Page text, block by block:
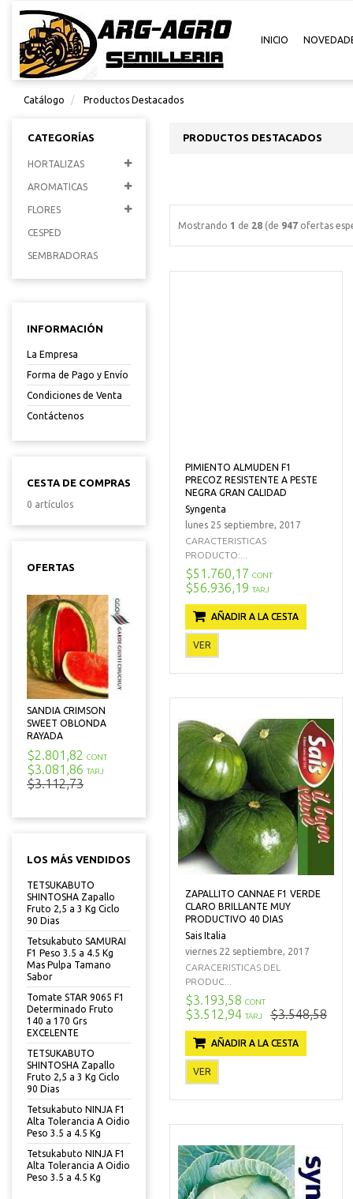
INICIO
Catálogo Productos Destacados
CATEGORÍAS
HORTALIZAS
AROMATICAS
FLORES
CESPED
SEMBRADORAS
INFORMACIÓN
La Empresa
Forma de Pago y Envío
Condiciones de Venta
Contáctenos
CESTA DE COMPRAS
0 artículos
OFERTAS
SANDIA CRIMSON
SWEET OBLONDA
RAYADA
$2.801,82 CONT
$3.081,86 TARJ
$3.112,73
LOS MÁS VENDIDOS
TETSUKABUTO
SHINTOSHA Zapallo
Fruto 2,5 a 3 Kg Ciclo
90 Dias
Tetsukabuto SAMURAI
F1 Peso 3.5 a 4.5 Kg
Mas Pulpa Tamano
Sabor
Tomate STAR 9065 F1
Determinado Fruto
140 a 170 Grs
EXCELENTE
TETSUKABUTO
SHINTOSHA Zapallo
Fruto 2,5 a 3 Kg Ciclo
90 Dias
Tetsukabuto NINJA F1
Alta Tolerancia A Oidio
Peso 3.5 a 4.5 Kg
Tetsukabuto NINJA F1
Alta Tolerancia A Oidio
Peso 3.5 a 4.5 Kg
PRODUCTOS DESTACADOS
Mostrando 1 de 28 (de 947 ofertas
PIMIENTO ALMUDEN F1
PRECOZ RESISTENTE A PESTE
NEGRA GRAN CALIDAD
Syngenta
lunes 25 septiembre, 2017
CARACTERISTICAS
PRODUCTO:...
$51.760,17 CONT
$56.936,19 TARJ
AÑADIR A LA CESTA
VER
ZAPALLITO CANNAE F1 VERDE
CLARO BRILLANTE MUY
PRODUCTIVO 40 DIAS
Sais Italia
viernes 22 septiembre, 2017
CARACERISTICAS DEL
PRODUC...
$3.193,58 CONT
$3.512,94 TARJ $3.548,58
AÑADIR A LA CESTA
VER